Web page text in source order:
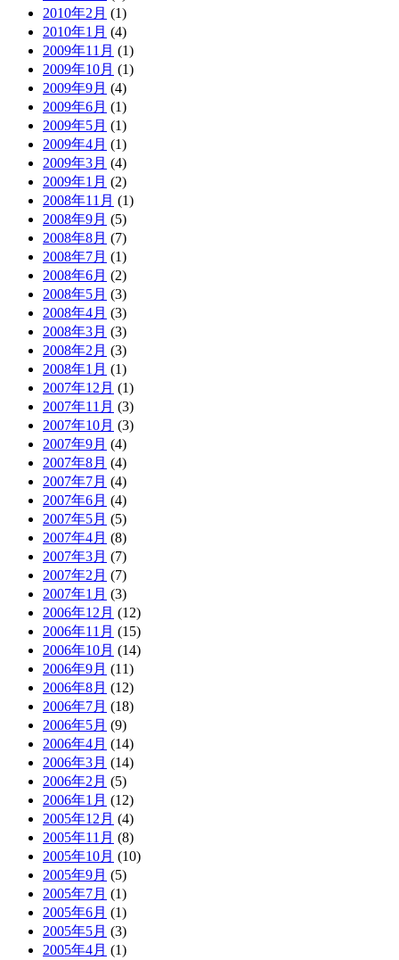
2010年2月 (1)
2010年1月 (4)
2009年11月 (1)
2009年10月 (1)
2009年9月 (4)
2009年6月 (1)
2009年5月 (1)
2009年4月 (1)
2009年3月 (4)
2009年1月 (2)
2008年11月 (1)
2008年9月 (5)
2008年8月 (7)
2008年7月 (1)
2008年6月 (2)
2008年5月 (3)
2008年4月 (3)
2008年3月 (3)
2008年2月 (3)
2008年1月 (1)
2007年12月 (1)
2007年11月 (3)
2007年10月 (3)
2007年9月 (4)
2007年8月 (4)
2007年7月 (4)
2007年6月 (4)
2007年5月 (5)
2007年4月 (8)
2007年3月 (7)
2007年2月 (7)
2007年1月 (3)
2006年12月 (12)
2006年11月 (15)
2006年10月 (14)
2006年9月 (11)
2006年8月 (12)
2006年7月 (18)
2006年5月 (9)
2006年4月 (14)
2006年3月 (14)
2006年2月 (5)
2006年1月 (12)
2005年12月 (4)
2005年11月 (8)
2005年10月 (10)
2005年9月 (5)
2005年7月 (1)
2005年6月 (1)
2005年5月 (3)
2005年4月 (1)